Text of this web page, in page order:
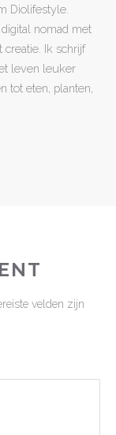
Diolifestyle.
nomad met
Ik schrijf
leven leuker
tot eten, planten,
velden zijn